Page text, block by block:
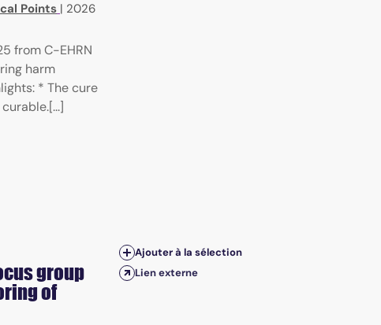
Points | 2026
from C-EHRN
harm
* The cure
group
of
Ajouter à la sélection
Lien externe